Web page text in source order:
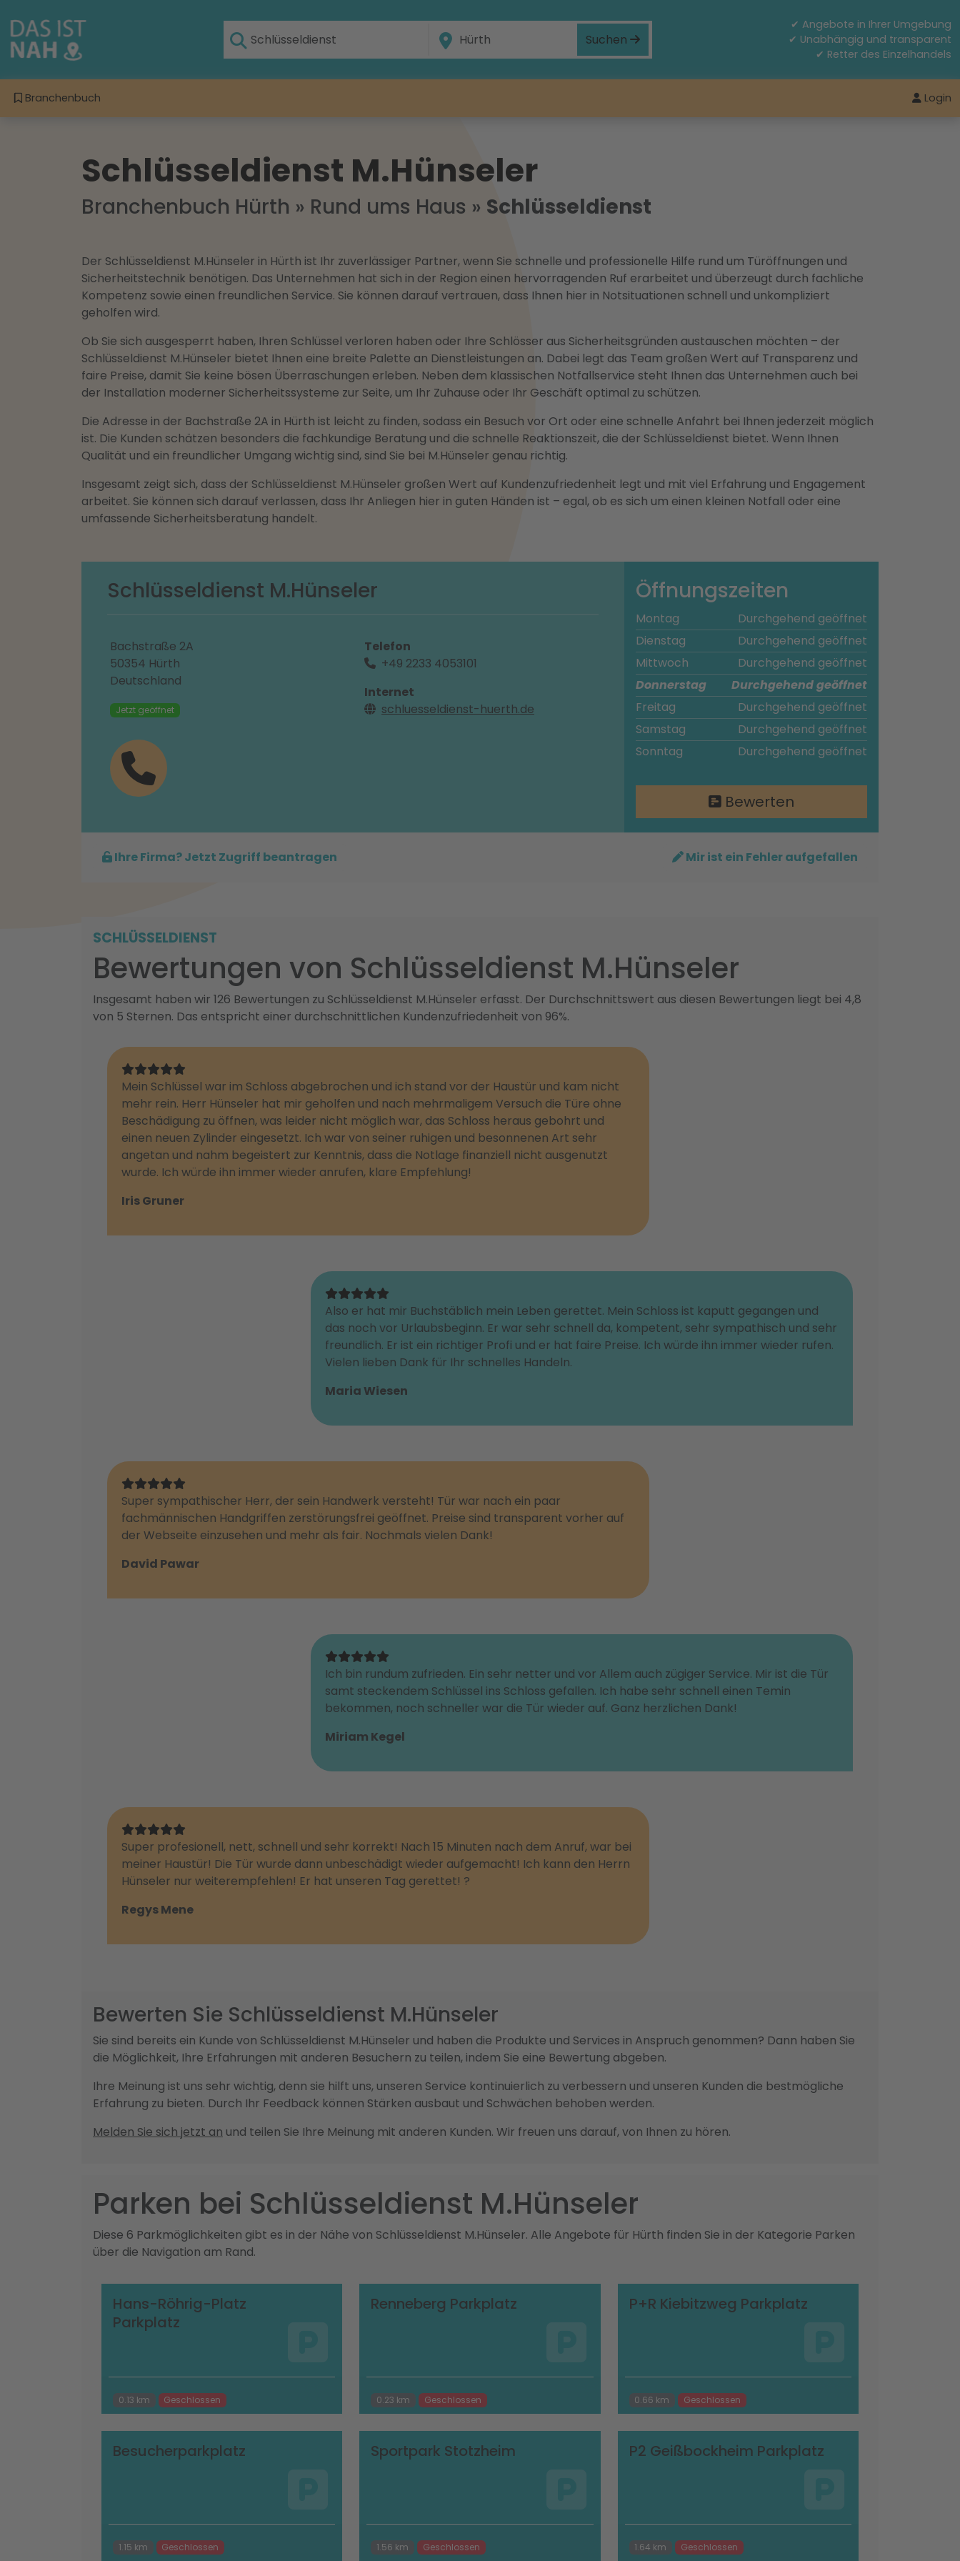
Suchen
✔ Angebote in Ihrer Umgebung
✔ Unabhängig und transparent
✔ Retter des Einzelhandels
Branchenbuch Login
Schlüsseldienst M.Hünseler
Branchenbuch Hürth » Rund ums Haus » Schlüsseldienst
Der Schlüsseldienst M.Hünseler in Hürth ist Ihr zuverlässiger Partner, wenn Sie schnelle und professionelle Hilfe rund um Türöffnungen und
Sicherheitstechnik benötigen. Das Unternehmen hat sich in der Region einen hervorragenden Ruf erarbeitet und überzeugt durch fachliche
Kompetenz sowie einen freundlichen Service. Sie können darauf vertrauen, dass Ihnen hier in Notsituationen schnell und unkompliziert
geholfen wird.
Ob Sie sich ausgesperrt haben, Ihren Schlüssel verloren haben oder Ihre Schlösser aus Sicherheitsgründen austauschen möchten – der
Schlüsseldienst M.Hünseler bietet Ihnen eine breite Palette an Dienstleistungen an. Dabei legt das Team großen Wert auf Transparenz und
faire Preise, damit Sie keine bösen Überraschungen erleben. Neben dem klassischen Notfallservice steht Ihnen das Unternehmen auch bei
der Installation moderner Sicherheitssysteme zur Seite, um Ihr Zuhause oder Ihr Geschäft optimal zu schützen.
Die Adresse in der Bachstraße 2A in Hürth ist leicht zu finden, sodass ein Besuch vor Ort oder eine schnelle Anfahrt bei Ihnen jederzeit möglich
ist. Die Kunden schätzen besonders die fachkundige Beratung und die schnelle Reaktionszeit, die der Schlüsseldienst bietet. Wenn Ihnen
Qualität und ein freundlicher Umgang wichtig sind, sind Sie bei M.Hünseler genau richtig.
Insgesamt zeigt sich, dass der Schlüsseldienst M.Hünseler großen Wert auf Kundenzufriedenheit legt und mit viel Erfahrung und Engagement
arbeitet. Sie können sich darauf verlassen, dass Ihr Anliegen hier in guten Händen ist – egal, ob es sich um einen kleinen Notfall oder eine
umfassende Sicherheitsberatung handelt.
Schlüsseldienst M.Hünseler
Bachstraße 2A
50354 Hürth
Deutschland
Jetzt geöffnet
Telefon
+49 2233 4053101
Internet
schluesseldienst-huerth.de
Öffnungszeiten
Montag
Durchgehend geöffnet
Dienstag
Durchgehend geöffnet
Mittwoch
Durchgehend geöffnet
Donnerstag
Durchgehend geöffnet
Freitag
Durchgehend geöffnet
Samstag
Durchgehend geöffnet
Sonntag
Durchgehend geöffnet
Bewerten
Ihre Firma? Jetzt Zugriff beantragen Mir ist ein Fehler aufgefallen
SCHLÜSSELDIENST
Bewertungen von Schlüsseldienst M.Hünseler
Insgesamt haben wir 126 Bewertungen zu Schlüsseldienst M.Hünseler erfasst. Der Durchschnittswert aus diesen Bewertungen liegt bei 4,8
von 5 Sternen. Das entspricht einer durchschnittlichen Kundenzufriedenheit von 96%.
Mein Schlüssel war im Schloss abgebrochen und ich stand vor der Haustür und kam nicht
mehr rein. Herr Hünseler hat mir geholfen und nach mehrmaligem Versuch die Türe ohne
Beschädigung zu öffnen, was leider nicht möglich war, das Schloss heraus gebohrt und
einen neuen Zylinder eingesetzt. Ich war von seiner ruhigen und besonnenen Art sehr
angetan und nahm begeistert zur Kenntnis, dass die Notlage finanziell nicht ausgenutzt
wurde. Ich würde ihn immer wieder anrufen, klare Empfehlung!
Iris Gruner
Also er hat mir Buchstäblich mein Leben gerettet. Mein Schloss ist kaputt gegangen und
das noch vor Urlaubsbeginn. Er war sehr schnell da, kompetent, sehr sympathisch und sehr
freundlich. Er ist ein richtiger Profi und er hat faire Preise. Ich würde ihn immer wieder rufen.
Vielen lieben Dank für Ihr schnelles Handeln.
Maria Wiesen
Super sympathischer Herr, der sein Handwerk versteht! Tür war nach ein paar
fachmännischen Handgriffen zerstörungsfrei geöffnet. Preise sind transparent vorher auf
der Webseite einzusehen und mehr als fair. Nochmals vielen Dank!
David Pawar
Ich bin rundum zufrieden. Ein sehr netter und vor Allem auch zügiger Service. Mir ist die Tür
samt steckendem Schlüssel ins Schloss gefallen. Ich habe sehr schnell einen Temin
bekommen, noch schneller war die Tür wieder auf. Ganz herzlichen Dank!
Miriam Kegel
Super profesionell, nett, schnell und sehr korrekt! Nach 15 Minuten nach dem Anruf, war bei
meiner Haustür! Die Tür wurde dann unbeschädigt wieder aufgemacht! Ich kann den Herrn
Hünseler nur weiterempfehlen! Er hat unseren Tag gerettet! ?
Regys Mene
Bewerten Sie Schlüsseldienst M.Hünseler
Sie sind bereits ein Kunde von Schlüsseldienst M.Hünseler und haben die Produkte und Services in Anspruch genommen? Dann haben Sie
die Möglichkeit, Ihre Erfahrungen mit anderen Besuchern zu teilen, indem Sie eine Bewertung abgeben.
Ihre Meinung ist uns sehr wichtig, denn sie hilft uns, unseren Service kontinuierlich zu verbessern und unseren Kunden die bestmögliche
Erfahrung zu bieten. Durch Ihr Feedback können Stärken ausbaut und Schwächen behoben werden.
Melden Sie sich jetzt an und teilen Sie Ihre Meinung mit anderen Kunden. Wir freuen uns darauf, von Ihnen zu hören.
Parken bei Schlüsseldienst M.Hünseler
Diese 6 Parkmöglichkeiten gibt es in der Nähe von Schlüsseldienst M.Hünseler. Alle Angebote für Hürth finden Sie in der Kategorie Parken
über die Navigation am Rand.
Hans-Röhrig-Platz
Parkplatz
0.13 km Geschlossen
Renneberg Parkplatz
0.23 km Geschlossen
P+R Kiebitzweg Parkplatz
0.66 km Geschlossen
Besucherparkplatz
1.15 km Geschlossen
Sportpark Stotzheim
1.56 km Geschlossen
P2 Geißbockheim Parkplatz
1.64 km Geschlossen